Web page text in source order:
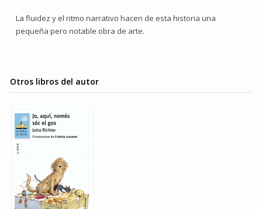
La fluidez y el ritmo narrativo hacen de esta historia una
pequeña pero notable obra de arte.
Otros libros del autor